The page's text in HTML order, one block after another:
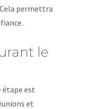
permettra
le
étape est
et